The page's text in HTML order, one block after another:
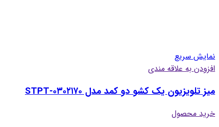
نمایش سریع
افزودن به علاقه مندی
میز تلویزیون یک کشو دو کمد مدل STPT-۰۳۰۲۱۷۰
خرید محصول